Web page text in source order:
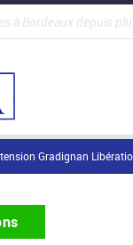
à Bordeaux depuis
Gradignan